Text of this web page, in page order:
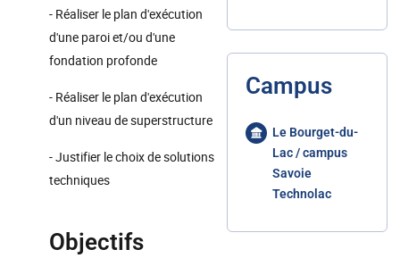
- Réaliser le plan d'exécution
d'une paroi et/ou d'une
fondation profonde
- Réaliser le plan d'exécution
d'un niveau de superstructure
- Justifier le choix de solutions
techniques
Objectifs
Campus
Le Bourget-du-
Lac / campus
Savoie
Technolac